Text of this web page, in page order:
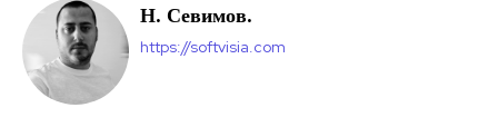
Н. Севимов.
https://softvisia.com